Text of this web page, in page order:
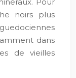
noirs plus
dans
de vieilles